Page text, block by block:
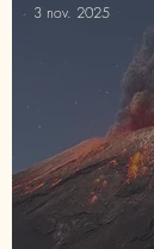
3 nov. 2025